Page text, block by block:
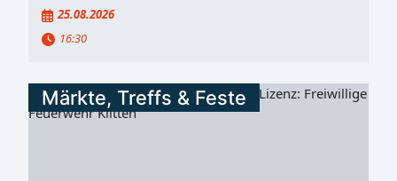
25.08.2026
16:30
Märkte, Treffs & Feste